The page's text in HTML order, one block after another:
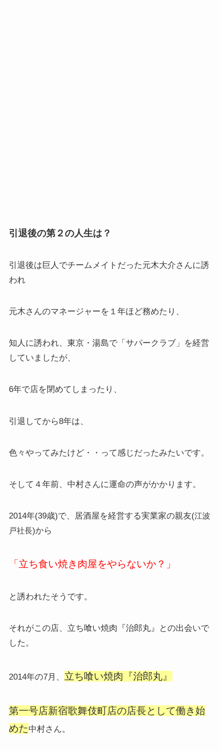
引退後の第２の人生は？
引退後は巨人でチームメイトだった元木大介さんに誘
われ
元木さんのマネージャーを１年ほど務めたり、
知人に誘われ、東京・湯島で「サパークラブ」を経営
していましたが、
6年で店を閉めてしまったり、
引退してから8年は、
色々やってみたけど・・って感じだったみたいです。
そして４年前、中村さんに運命の声がかかります。
2014年(39歳)で、居酒屋を経営する実業家の親友(江波
戸社長)から
「立ち食い焼き肉屋をやらないか？」
と誘われたそうです。
それがこの店、立ち喰い焼肉『治郎丸』との出会いで
した。
2014年の7月、 立ち喰い焼肉『治郎丸』
第一号店新宿歌舞伎町店の店長として働き始
めた中村さん。